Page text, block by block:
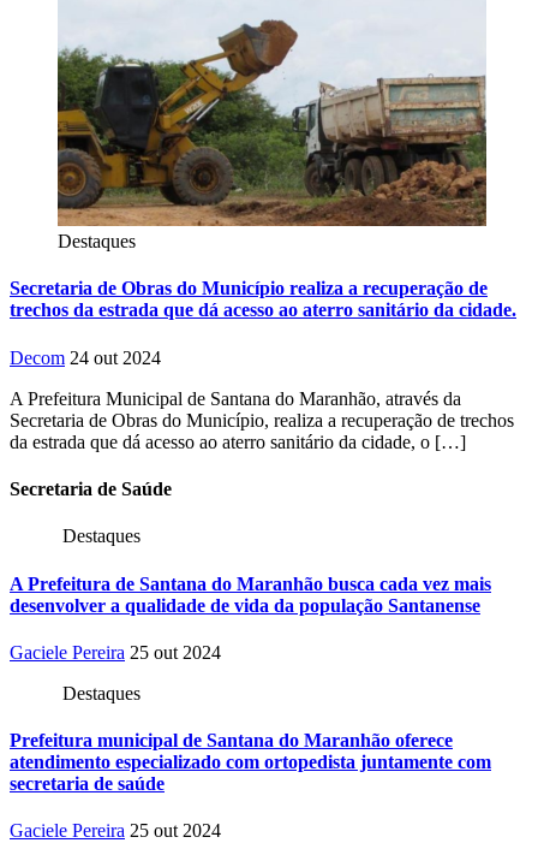
Destaques
Secretaria de Obras do Município realiza a recuperação de
trechos da estrada que dá acesso ao aterro sanitário da cidade.
Decom 24 out 2024
A Prefeitura Municipal de Santana do Maranhão, através da
Secretaria de Obras do Município, realiza a recuperação de trechos
da estrada que dá acesso ao aterro sanitário da cidade, o […]
Secretaria de Saúde
Destaques
A Prefeitura de Santana do Maranhão busca cada vez mais
desenvolver a qualidade de vida da população Santanense
Gaciele Pereira 25 out 2024
Destaques
Prefeitura municipal de Santana do Maranhão oferece
atendimento especializado com ortopedista juntamente com
secretaria de saúde
Gaciele Pereira 25 out 2024